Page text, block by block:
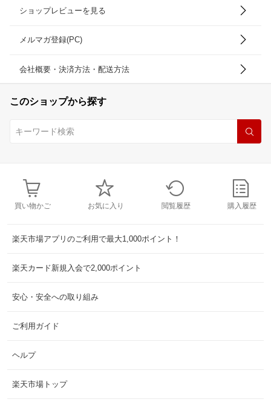
ショップレビューを見る
メルマガ登録(PC)
会社概要・決済方法・配送方法
このショップから探す
買い物かご お気に入り 閲覧履歴 購入履歴
楽天市場アプリのご利用で最大1,000ポイント！
楽天カード新規入会で2,000ポイント
安心・安全への取り組み
ご利用ガイド
ヘルプ
楽天市場トップ